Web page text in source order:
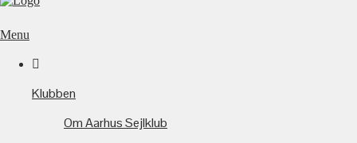
Menu

Klubben
Om Aarhus Sejlklub